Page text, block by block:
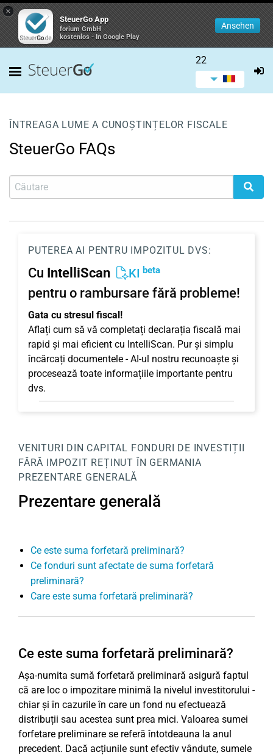
×
SteuerGo App
forium GmbH
kostenlos - In Google Play
Ansehen
22
ÎNTREAGA LUME A CUNOȘTINȚELOR FISCALE
SteuerGo FAQs
PUTEREA AI PENTRU IMPOZITUL DVS:
Cu IntelliScan KI beta
pentru o rambursare fără probleme!
Gata cu stresul fiscal!
Aflați cum să vă completați declarația fiscală mai
rapid și mai eficient cu IntelliScan. Pur și simplu
încărcați documentele - AI-ul nostru recunoaște și
procesează toate informațiile importante pentru
dvs.
VENITURI DIN CAPITAL FONDURI DE INVESTIȚII
FĂRĂ IMPOZIT REȚINUT ÎN GERMANIA
PREZENTARE GENERALĂ
Prezentare generală
Ce este suma forfetară preliminară?
Ce fonduri sunt afectate de suma forfetară
preliminară?
Care este suma forfetară preliminară?
Ce este suma forfetară preliminară?
Așa-numita sumă forfetară preliminară asigură faptul
că are loc o impozitare minimă la nivelul investitorului -
chiar și în cazurile în care un fond nu efectuează
distribuții sau acestea sunt prea mici. Valoarea sumei
forfetare preliminare se referă întotdeauna la anul
precedent. Dacă acțiunile sunt efectiv vândute, sumele